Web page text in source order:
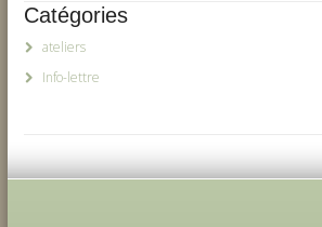
Catégories
ateliers
Info-lettre